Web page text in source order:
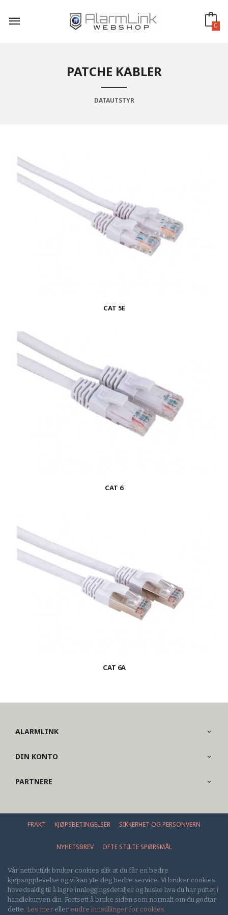
innholdet
0
PATCHE KABLER
DATAUTSTYR
CAT 5E
CAT 6
CAT 6A
ALARMLINK
DIN KONTO
PARTNERE
FRAKT KJØPSBETINGELSER SIKKERHET OG PERSONVERN
NYHETSBREV OFTE STILTE SPØRSMÅL
Vår nettbutikk bruker cookies slik at du får en bedre
kjøpsopplevelse og vi kan yte deg bedre service. Vi bruker cookies
hovedsaklig til å lagre innloggingsdetaljer og huske hva du har puttet i
handlekurven din. Fortsett å bruke siden som normalt om du godtar
dette. Les mer eller endre innstillinger for cookies.